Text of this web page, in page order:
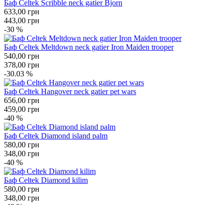
Баф Celtek Scribble neck gatier Bjorn
633,00 грн
443,00 грн
-30 %
Баф Celtek Meltdown neck gatier Iron Maiden trooper
540,00 грн
378,00 грн
-30.03 %
Баф Celtek Hangover neck gatier pet wars
656,00 грн
459,00 грн
-40 %
Баф Celtek Diamond island palm
580,00 грн
348,00 грн
-40 %
Баф Celtek Diamond kilim
580,00 грн
348,00 грн